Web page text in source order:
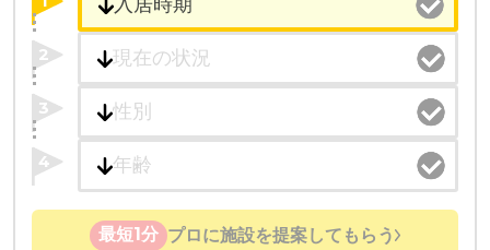
2
3
4
最短1分 プロに施設を提案してもらう